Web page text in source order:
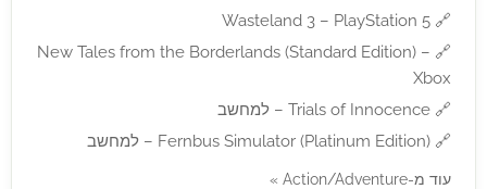
🔗
Wasteland 3 – PlayStation 5
🔗
New Tales from the Borderlands (Standard Edition) –
Xbox
🔗 Trials of Innocence – למחשב
🔗 Fernbus Simulator (Platinum Edition) – למחשב
עוד מ-Action/Adventure »